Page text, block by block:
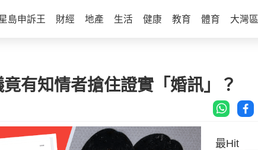
島申訴王 財經 地產 生活 健康 教育 體育 大灣區
有知情者搶住證實「婚訊」？
最Hit